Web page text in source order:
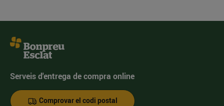
Serveis d'entrega de compra online
Comprovar el codi postal